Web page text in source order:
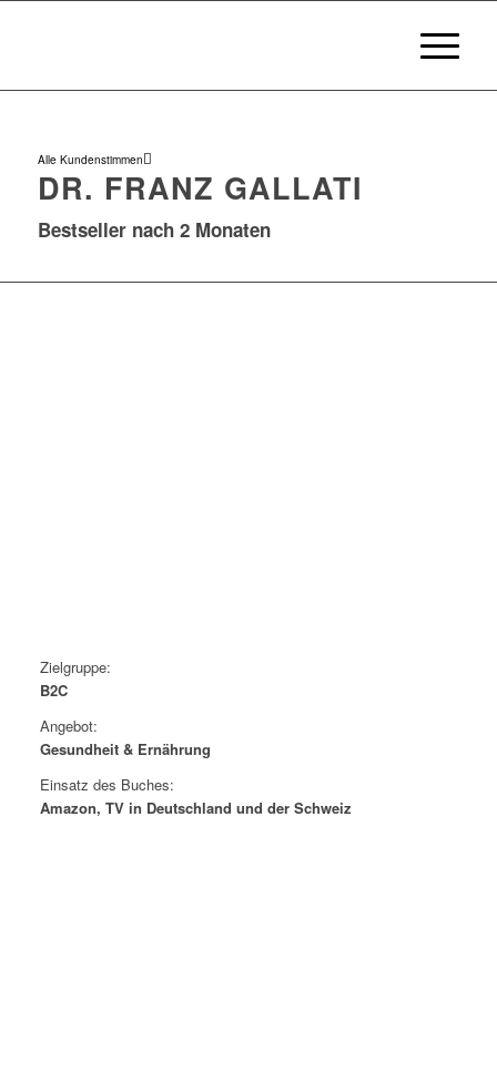
Alle Kundenstimmen
DR. FRANZ GALLATI
Bestseller nach 2 Monaten
Zielgruppe:
B2C
Angebot:
Gesundheit & Ernährung
Einsatz des Buches:
Amazon, TV in Deutschland und der Schweiz